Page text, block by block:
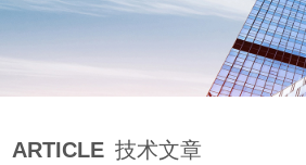
ARTICLE 技术文章